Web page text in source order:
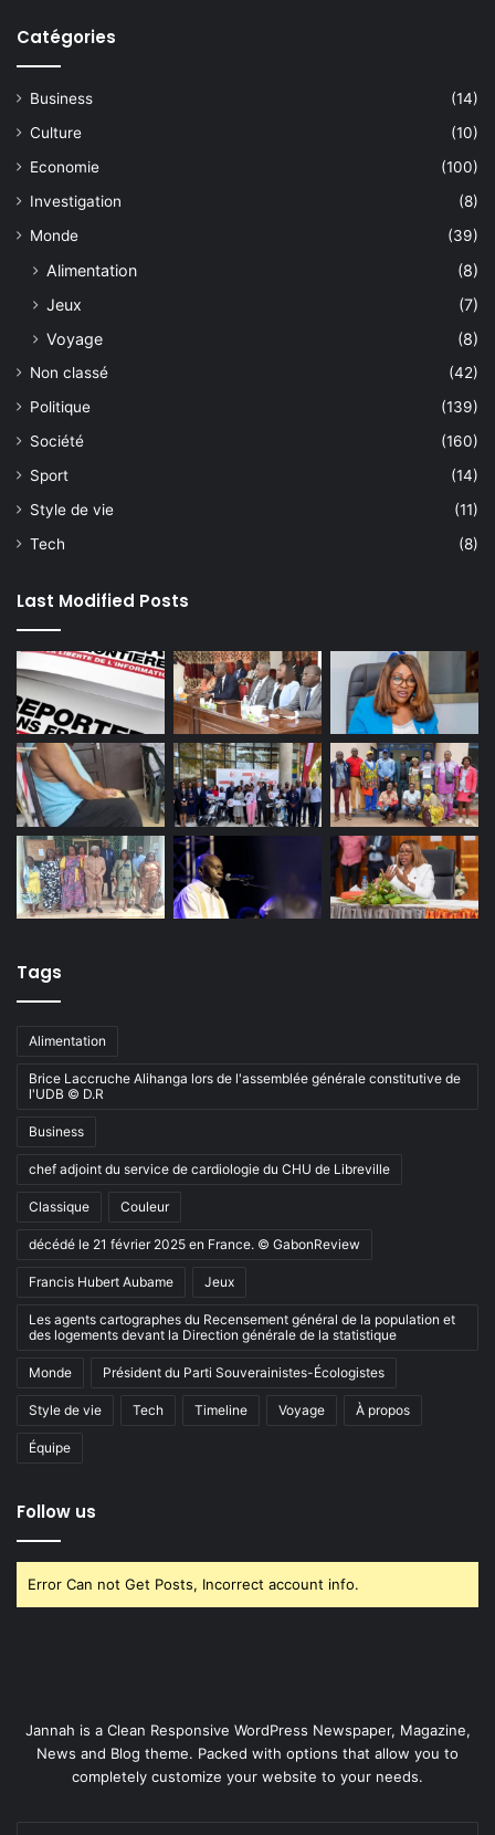
Catégories
Business
(14)
Culture
(10)
Economie
(100)
Investigation
(8)
Monde
(39)
Alimentation
(8)
Jeux
(7)
Voyage
(8)
Non classé
(42)
Politique
(139)
Société
(160)
Sport
(14)
Style de vie
(11)
Tech
(8)
Last Modified Posts
Tags
Alimentation
Brice Laccruche Alihanga lors de l'assemblée générale constitutive de
l'UDB © D.R
Business
chef adjoint du service de cardiologie du CHU de Libreville
Classique Couleur
décédé le 21 février 2025 en France. © GabonReview
Francis Hubert Aubame Jeux
Les agents cartographes du Recensement général de la population et
des logements devant la Direction générale de la statistique
Monde Président du Parti Souverainistes-Écologistes
Style de vie Tech Timeline Voyage À propos
Équipe
Follow us
Error Can not Get Posts, Incorrect account info.
Jannah is a Clean Responsive WordPress Newspaper, Magazine,
News and Blog theme. Packed with options that allow you to
completely customize your website to your needs.